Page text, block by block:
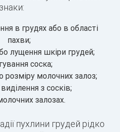
в грудях або в області
пахви;
лущення шкіри грудей;
соска;
розміру молочних залоз;
виділення з сосків;
залозах.
пухлини грудей рідко